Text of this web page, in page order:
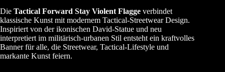
Die Tactical Forward Stay Violent Flagge verbindet
klassische Kunst mit modernem Tactical-Streetwear Design.
Inspiriert von der ikonischen David-Statue und neu
interpretiert im militärisch-urbanen Stil entsteht ein kraftvolles
Banner für alle, die Streetwear, Tactical-Lifestyle und
markante Kunst feiern.